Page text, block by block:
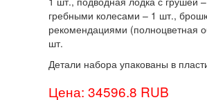
гребными колесами – 1 шт.,
рекомендациями (полноцветная
шт.
Детали набора упакованы в
Цена: 34596.8 RUB